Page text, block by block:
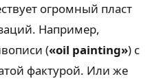
огромный пласт
Например,
(«oil painting») с
фактурой. Или же